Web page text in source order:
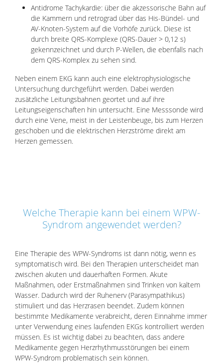
Antidrome Tachykardie: über die akzessorische Bahn auf
die Kammern und retrograd über das His-Bündel- und
AV-Knoten-System auf die Vorhöfe zurück. Diese ist
durch breite QRS-Komplexe (QRS-Dauer > 0,12 s)
gekennzeichnet und durch P-Wellen, die ebenfalls nach
dem QRS-Komplex zu sehen sind.
Neben einem EKG kann auch eine elektrophysiologische
Untersuchung durchgeführt werden. Dabei werden
zusätzliche Leitungsbahnen geortet und auf ihre
Leitungseigenschaften hin untersucht. Eine Messsonde wird
durch eine Vene, meist in der Leistenbeuge, bis zum Herzen
geschoben und die elektrischen Herzströme direkt am
Herzen gemessen.
Welche Therapie kann bei einem WPW-
Syndrom angewendet werden?
Eine Therapie des WPW-Syndroms ist dann nötig, wenn es
symptomatisch wird. Bei den Therapien unterscheidet man
zwischen akuten und dauerhaften Formen. Akute
Maßnahmen, oder Erstmaßnahmen sind Trinken von kaltem
Wasser. Dadurch wird der Ruhenerv (Parasympathikus)
stimuliert und das Herzrasen beendet. Zudem können
bestimmte Medikamente verabreicht, deren Einnahme immer
unter Verwendung eines laufenden EKGs kontrolliert werden
müssen. Es ist wichtig dabei zu beachten, dass andere
Medikamente gegen Herzrhythmusstörungen bei einem
WPW-Syndrom problematisch sein können.